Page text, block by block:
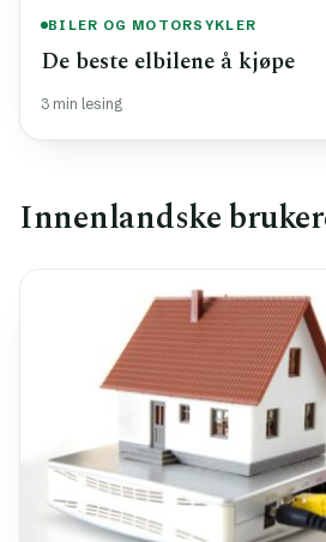
BILER OG MOTORSYKLER
De beste elbilene å kjøpe
3 min lesing
Innenlandske